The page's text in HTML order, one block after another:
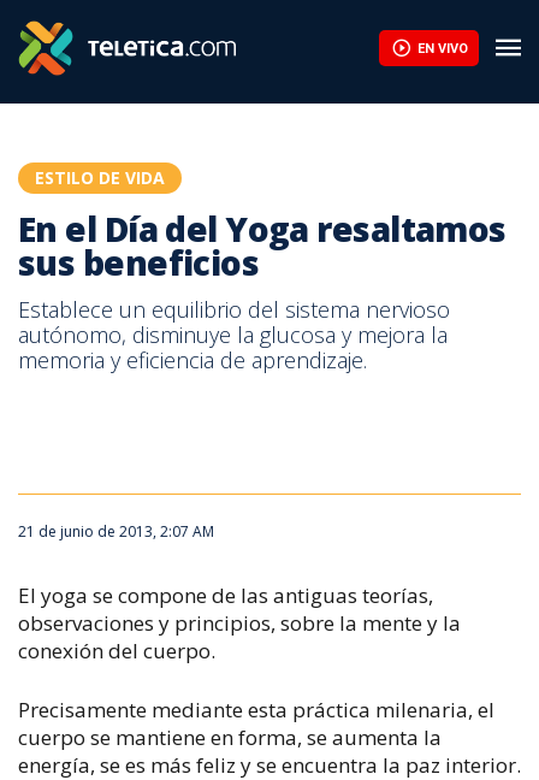
EN VIVO
ESTILO DE VIDA
En el Día del Yoga resaltamos
sus beneficios
Establece un equilibrio del sistema nervioso
autónomo, disminuye la glucosa y mejora la
memoria y eficiencia de aprendizaje.
21 de junio de 2013, 2:07 AM
El yoga se compone de las antiguas teorías,
observaciones y principios, sobre la mente y la
conexión del cuerpo.
Precisamente mediante esta práctica milenaria, el
cuerpo se mantiene en forma, se aumenta la
energía, se es más feliz y se encuentra la paz interior.